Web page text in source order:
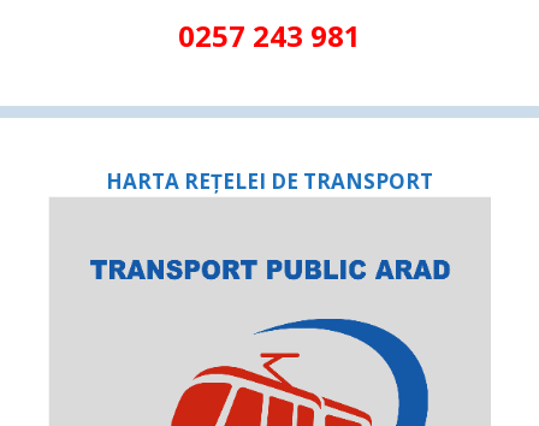
0257 243 981
HARTA REȚELEI DE TRANSPORT